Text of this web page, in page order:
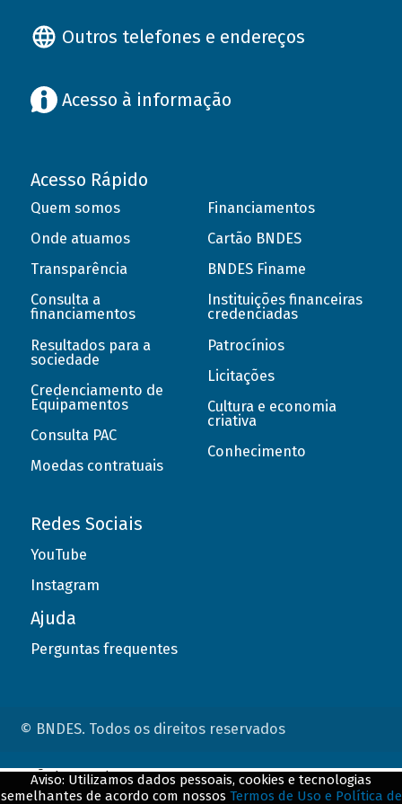
Outros telefones e endereços
Acesso à informação
Acesso Rápido
Quem somos
Onde atuamos
Transparência
Consulta a
financiamentos
Resultados para a
sociedade
Credenciamento de
Equipamentos
Consulta PAC
Moedas contratuais
Financiamentos
Cartão BNDES
BNDES Finame
Instituições financeiras
credenciadas
Patrocínios
Licitações
Cultura e economia
criativa
Conhecimento
Redes Sociais
YouTube
Instagram
Ajuda
Perguntas frequentes
© BNDES. Todos os direitos reservados
Aviso: Utilizamos dados pessoais, cookies e tecnologias
semelhantes de acordo com nossos Termos de Uso e Política de
ConteÃºdo complementar